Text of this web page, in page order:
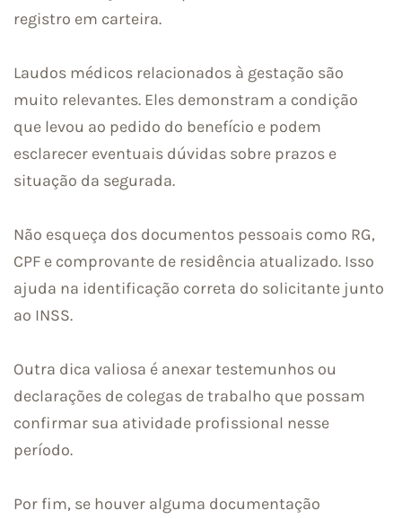
registro em carteira.
Laudos médicos relacionados à gestação são
muito relevantes. Eles demonstram a condição
que levou ao pedido do benefício e podem
esclarecer eventuais dúvidas sobre prazos e
situação da segurada.
Não esqueça dos documentos pessoais como RG,
CPF e comprovante de residência atualizado. Isso
ajuda na identificação correta do solicitante junto
ao INSS.
Outra dica valiosa é anexar testemunhos ou
declarações de colegas de trabalho que possam
confirmar sua atividade profissional nesse
período.
Por fim, se houver alguma documentação